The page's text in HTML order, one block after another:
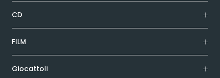
CD
FILM
Giocattoli